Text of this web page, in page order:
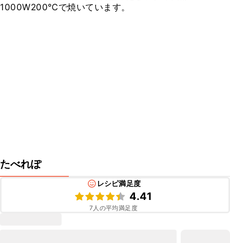
1000W200℃で焼いています。
たべれぽ
レシピ満足度
4.41
7 人の平均満足度